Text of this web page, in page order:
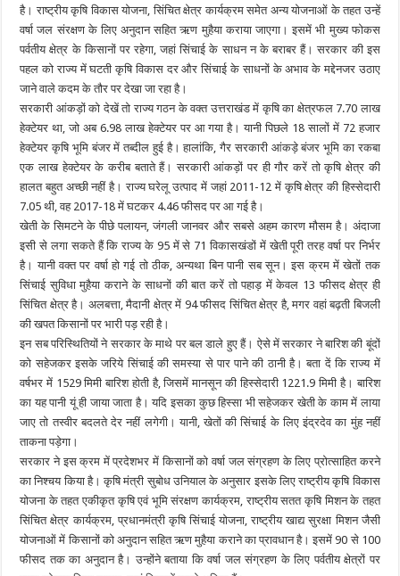
है। राष्ट्रीय कृषि विकास योजना, सिंचित क्षेत्र कार्यक्रम समेत अन्य योजनाओं के तहत उन्हें
वर्षा जल संरक्षण के लिए अनुदान सहित ऋण मुहैया कराया जाएगा। इसमें भी मुख्य फोकस
पर्वतीय क्षेत्र के किसानों पर रहेगा, जहां सिंचाई के साधन न के बराबर हैं। सरकार की इस
पहल को राज्य में घटती कृषि विकास दर और सिंचाई के साधनों के अभाव के मद्देनजर उठाए
जाने वाले कदम के तौर पर देखा जा रहा है।
सरकारी आंकड़ों को देखें तो राज्य गठन के वक्त उत्तराखंड में कृषि का क्षेत्रफल 7.70 लाख
हेक्टेयर था, जो अब 6.98 लाख हेक्टेयर पर आ गया है। यानी पिछले 18 सालों में 72 हजार
हेक्टेयर कृषि भूमि बंजर में तब्दील हुई है। हालांकि, गैर सरकारी आंकड़े बंजर भूमि का रकबा
एक लाख हेक्टेयर के करीब बताते हैं। सरकारी आंकड़ों पर ही गौर करें तो कृषि क्षेत्र की
हालत बहुत अच्छी नहीं है। राज्य घरेलू उत्पाद में जहां 2011-12 में कृषि क्षेत्र की हिस्सेदारी
7.05 थी, वह 2017-18 में घटकर 4.46 फीसद पर आ गई है।
खेती के सिमटने के पीछे पलायन, जंगली जानवर और सबसे अहम कारण मौसम है। अंदाजा
इसी से लगा सकते हैं कि राज्य के 95 में से 71 विकासखंडों में खेती पूरी तरह वर्षा पर निर्भर
है। यानी वक्त पर वर्षा हो गई तो ठीक, अन्यथा बिन पानी सब सून। इस क्रम में खेतों तक
सिंचाई सुविधा मुहैया कराने के साधनों की बात करें तो पहाड़ में केवल 13 फीसद क्षेत्र ही
सिंचित क्षेत्र है। अलबत्ता, मैदानी क्षेत्र में 94 फीसद सिंचित क्षेत्र है, मगर वहां बढ़ती बिजली
की खपत किसानों पर भारी पड़ रही है।
इन सब परिस्थितियों ने सरकार के माथे पर बल डाले हुए हैं। ऐसे में सरकार ने बारिश की बूंदों
को सहेजकर इसके जरिये सिंचाई की समस्या से पार पाने की ठानी है। बता दें कि राज्य में
वर्षभर में 1529 मिमी बारिश होती है, जिसमें मानसून की हिस्सेदारी 1221.9 मिमी है। बारिश
का यह पानी यूं ही जाया जाता है। यदि इसका कुछ हिस्सा भी सहेजकर खेती के काम में लाया
जाए तो तस्वीर बदलते देर नहीं लगेगी। यानी, खेतों की सिंचाई के लिए इंद्रदेव का मुंह नहीं
ताकना पड़ेगा।
सरकार ने इस क्रम में प्रदेशभर में किसानों को वर्षा जल संग्रहण के लिए प्रोत्साहित करने
का निश्चय किया है। कृषि मंत्री सुबोध उनियाल के अनुसार इसके लिए राष्ट्रीय कृषि विकास
योजना के तहत एकीकृत कृषि एवं भूमि संरक्षण कार्यक्रम, राष्ट्रीय सतत कृषि मिशन के तहत
सिंचित क्षेत्र कार्यक्रम, प्रधानमंत्री कृषि सिंचाई योजना, राष्ट्रीय खाद्य सुरक्षा मिशन जैसी
योजनाओं में किसानों को अनुदान सहित ऋण मुहैया कराने का प्रावधान है। इसमें 90 से 100
फीसद तक का अनुदान है। उन्होंने बताया कि वर्षा जल संग्रहण के लिए पर्वतीय क्षेत्रों पर